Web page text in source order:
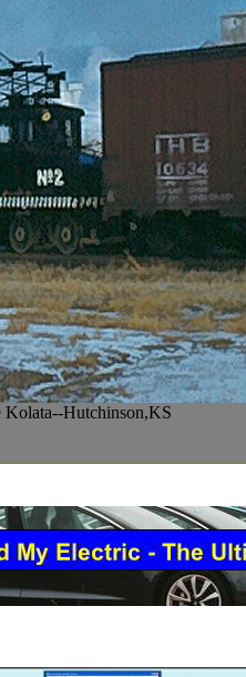
Kolata--Hutchinson,KS